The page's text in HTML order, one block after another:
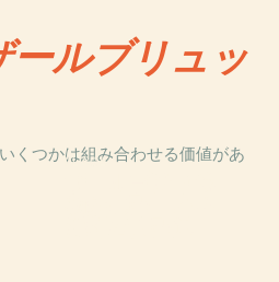
ールブリュッ
くつかは組み合わせる価値があ
PLACE
PLACE